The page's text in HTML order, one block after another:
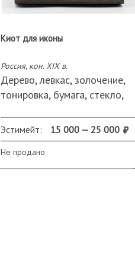
Киот для иконы
Россия, кон. XIX в.
Дерево, левкас, золочение,
тонировка, бумага, стекло,
Размеры: 39,5 х 35 х 8 см
(внешние); 27,5 х 3,5 х 32 см
(внутренние).
Сохранность: следы
Эстимейт: 15 000 — 25 000
Не продано